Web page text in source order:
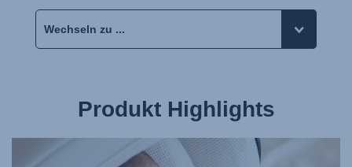
Produkt Highlights